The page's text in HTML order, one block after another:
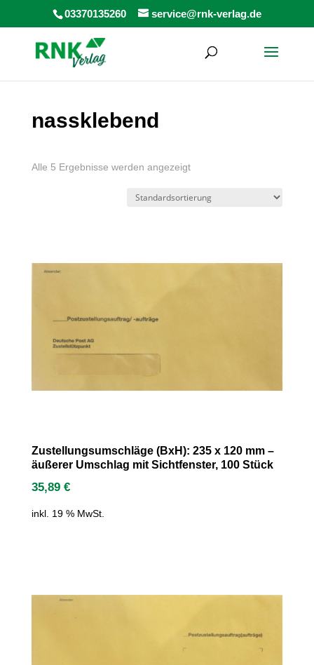
03370135260 service@rnk-verlag.de
nassklebend
Alle 5 Ergebnisse werden angezeigt
Zustellungsumschläge (BxH): 235 x 120 mm –
äußerer Umschlag mit Sichtfenster, 100 Stück
35,89 €
inkl. 19 % MwSt.